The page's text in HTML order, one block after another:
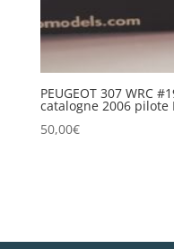
PEUGEOT 307 WRC
catalogne 2006 pilote
50,00€